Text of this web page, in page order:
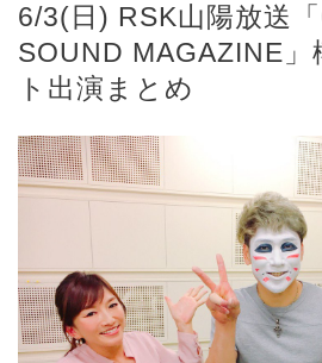
6/3(日) RSK山陽放送
SOUND MAGAZINE」
ト出演まとめ